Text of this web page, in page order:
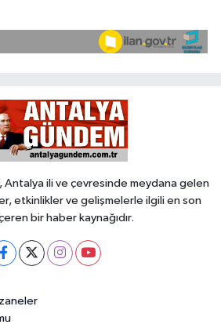
ili ve çevresinde meydana gelen
etkinlikler ve gelişmelerle ilgili en son
bir haber kaynağıdır.